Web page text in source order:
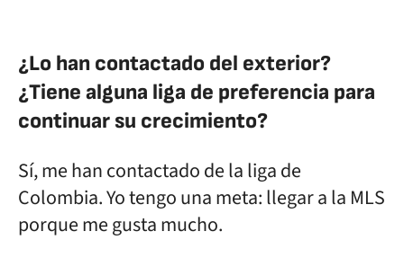
¿Lo han contactado del exterior?
¿Tiene alguna liga de preferencia para
continuar su crecimiento?
Sí, me han contactado de la liga de
Colombia. Yo tengo una meta: llegar a la MLS
porque me gusta mucho.